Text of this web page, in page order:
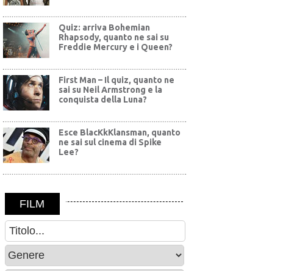
Quiz: arriva Bohemian
Rhapsody, quanto ne sai su
Freddie Mercury e i Queen?
First Man – Il quiz, quanto ne
sai su Neil Armstrong e la
conquista della Luna?
Esce BlacKkKlansman, quanto
ne sai sul cinema di Spike
Lee?